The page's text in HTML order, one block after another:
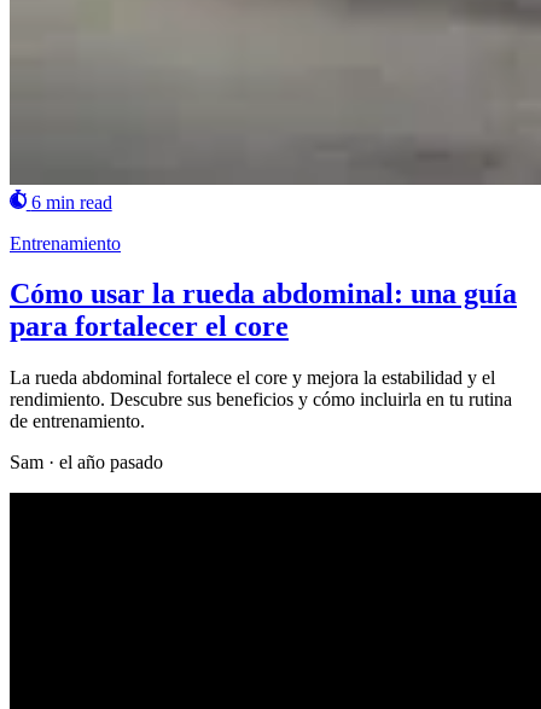
6 min read
Entrenamiento
Cómo usar la rueda abdominal: una guía
para fortalecer el core
La rueda abdominal fortalece el core y mejora la estabilidad y el
rendimiento. Descubre sus beneficios y cómo incluirla en tu rutina
de entrenamiento.
Sam · el año pasado